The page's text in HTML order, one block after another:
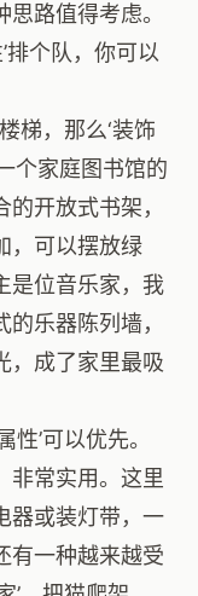
路值得考虑。
排个队，你可以
梯，那么‘装饰
个家庭图书馆的
开放式书架，
，可以摆放绿
是位音乐家，我
乐器陈列墙，
，成了家里最吸
’可以优先。
非常实用。这里
器或装灯带，一
有一种越来越受